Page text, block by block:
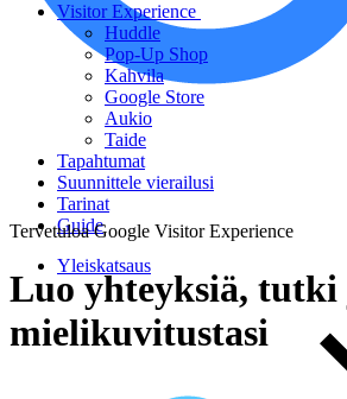
Visitor Experience
Huddle
Pop-Up Shop
Kahvila
Google Store
Aukio
Taide
Tapahtumat
Suunnittele vierailusi
Tarinat
Guide
Yleiskatsaus
Tervetuloa Google Visitor Experience
Luo yhteyksiä, tutki
mielikuvitustasi